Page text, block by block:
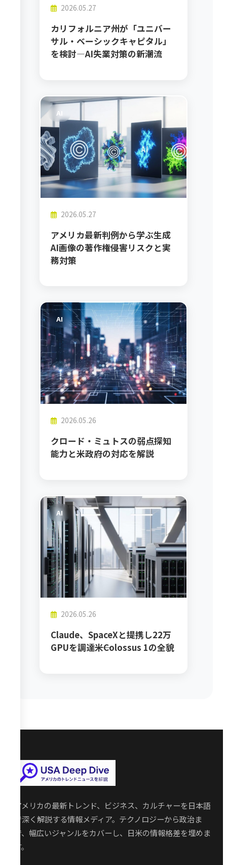
2026.05.27
カリフォルニア州が「ユニバー
サル・ベーシックキャピタル」
を検討―AI失業対策の新潮流
AI
2026.05.27
アメリカ最新判例から学ぶ生成
AI画像の著作権侵害リスクと実
務対策
AI
2026.05.26
クロード・ミュトスの弱点探知
能力と米政府の対応を解説
AI
2026.05.26
Claude、SpaceXと提携し22万
GPUを調達――米Colossus 1の全貌
アメリカの最新トレンド、ビジネス、カルチャーを日本語
で深く解説する情報メディア。テクノロジーから政治ま
で、幅広いジャンルをカバーし、日米の情報格差を埋めま
す。